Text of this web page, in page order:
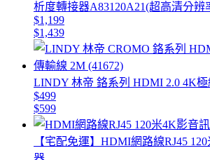
析度轉接器A83120A21(超高清分辨
$1,199
$1,439
LINDY 林帝 鉻系列 HDMI 2.0 4K
$499
$599
【宅配免運】HDMI網路線RJ45